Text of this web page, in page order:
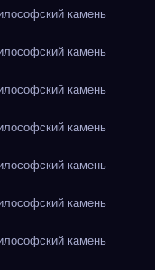
камень
камень
камень
камень
камень
камень
камень